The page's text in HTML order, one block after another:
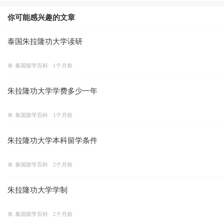
你可能感兴趣的文章
泰国朱拉隆功大学读研
泰国留学百科 1个月前
朱拉隆功大学学费多少一年
泰国留学百科 1个月前
朱拉隆功大学本科留学条件
泰国留学百科 2个月前
朱拉隆功大学学制
泰国留学百科 2个月前